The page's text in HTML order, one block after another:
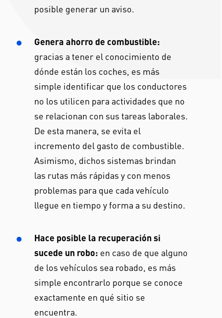
posible generar un aviso.
Genera ahorro de combustible:
gracias a tener el conocimiento de
dónde están los coches, es más
simple identificar que los conductores
no los utilicen para actividades que no
se relacionan con sus tareas laborales.
De esta manera, se evita el
incremento del gasto de combustible.
Asimismo, dichos sistemas brindan
las rutas más rápidas y con menos
problemas para que cada vehículo
llegue en tiempo y forma a su destino.
Hace posible la recuperación si
sucede un robo: en caso de que alguno
de los vehículos sea robado, es más
simple encontrarlo porque se conoce
exactamente en qué sitio se
encuentra.